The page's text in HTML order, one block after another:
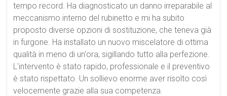
tempo record. Ha diagnosticato un danno irreparabile al
meccanismo interno del rubinetto e mi ha subito
proposto diverse opzioni di sostituzione, che teneva già
in furgone. Ha installato un nuovo miscelatore di ottima
qualità in meno di un'ora, sigillando tutto alla perfezione.
L'intervento è stato rapido, professionale e il preventivo
è stato rispettato. Un sollievo enorme aver risolto così
velocemente grazie alla sua competenza.